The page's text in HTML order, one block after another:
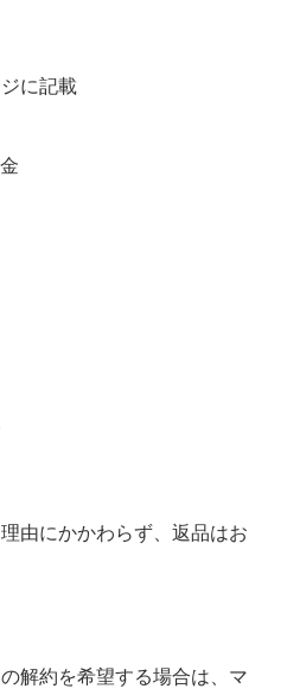
に記載
由にかかわらず、返品はお
解約を希望する場合は、マ